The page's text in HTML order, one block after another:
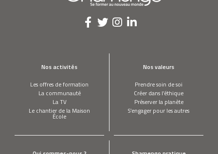
Nos activités
Les offres de formation
La communauté
La TV
Le chantier de la Maison
École
Nos valeurs
Prendre soin de soi
Créer dans l’éthique
Préserver la planète
S’engager pour les autres